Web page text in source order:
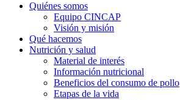
Quiénes somos
Equipo CINCAP
Visión y misión
Qué hacemos
Nutrición y salud
Material de interés
Información nutricional
Beneficios del consumo de pollo
Etapas de la vida